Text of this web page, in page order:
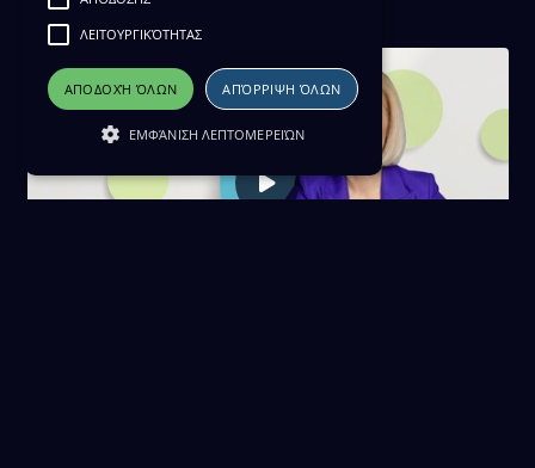
ΛΕΙΤΟΥΡΓΙΚΌΤΗΤΑΣ
ΑΠΟΔΟΧΉ ΌΛΩΝ ΑΠΌΡΡΙΨΗ ΌΛΩΝ
ΕΜΦΆΝΙΣΗ ΛΕΠΤΟΜΕΡΕΙΏΝ